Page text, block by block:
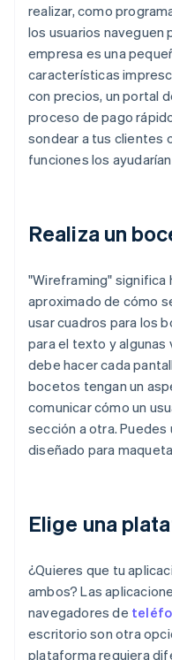
realizar, como
los usuarios naveguen
empresa es una
características
con precios, un portal
proceso de pago
sondear a tus clientes
funciones los
Realiza un
"Wireframing" significa
aproximado de cómo
usar cuadros para los
para el texto y
debe hacer cada
bocetos tengan un
comunicar cómo un
sección a otra.
diseñado para
Elige una
¿Quieres que tu
ambos? Las
navegadores de
escritorio son otra
plataforma requiera